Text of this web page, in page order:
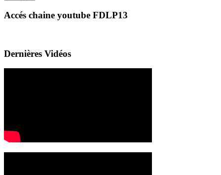
Accés chaine youtube FDLP13
Dernières Vidéos